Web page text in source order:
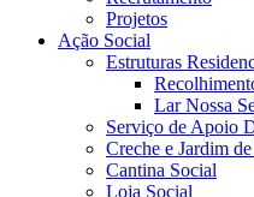
Projetos
Ação Social
Estruturas
Lar Nossa
Serviço de Apoio
Creche e Jardim
Cantina Social
Loja Social